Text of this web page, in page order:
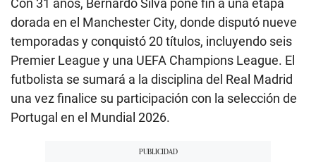
Con 31 años, Bernardo Silva pone fin a una etapa
dorada en el Manchester City, donde disputó nueve
temporadas y conquistó 20 títulos, incluyendo seis
Premier League y una UEFA Champions League. El
futbolista se sumará a la disciplina del Real Madrid
una vez finalice su participación con la selección de
Portugal en el Mundial 2026.